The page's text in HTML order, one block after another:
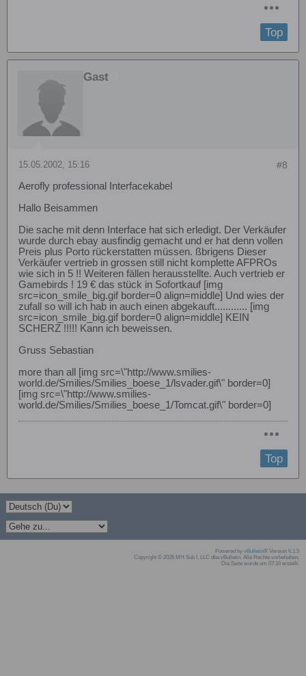
Top
Gast
#8
15.05.2002, 15:16
Aerofly professional Interfacekabel
Hallo Beisammen
Die sache mit denn Interface hat sich erledigt. Der Verkäufer
wurde durch ebay ausfindig gemacht und er hat denn vollen
Preis plus Porto rückerstatten müssen. ßbrigens Dieser
Verkäufer vertrieb in grossen still nicht komplette AFPROs
wie sich in 5 !! Weiteren fällen herausstellte. Auch vertrieb er
Gamebirds ! 19 € das stück in Sofortkauf [img
src=icon_smile_big.gif border=0 align=middle] Und wies der
zufall so will ich hab in auch einen abgekauft............ [img
src=icon_smile_big.gif border=0 align=middle] KEIN
SCHERZ !!!!! Kann ich beweissen.
Gruss Sebastian
more than all [img src=\"http://www.smilies-
world.de/Smilies/Smilies_boese_1/lsvader.gif\" border=0]
[img src=\"http://www.smilies-
world.de/Smilies/Smilies_boese_1/Tomcat.gif\" border=0]
Top
Powered by vBulletin® Version 6.1.5
Copyright © 2026 MH Sub I, LLC dba vBulletin. Alle Rechte vorbehalten.
Die Seite wurde um 07:16 erstellt.